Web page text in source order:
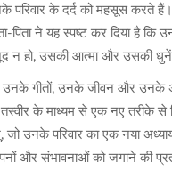
परिवार के दर्द को महसूस करते
पिता ने यह स्पष्ट कर दिया है कि
न हो, उसकी आत्मा और उसकी धुनें
उनके गीतों, उनके जीवन और
तस्वीर के माध्यम से एक नए तरीके से
उनके परिवार का एक नया
और संभावनाओं को जगाने की